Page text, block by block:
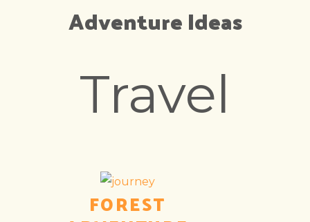
Adventure Ideas
Travel
FOREST